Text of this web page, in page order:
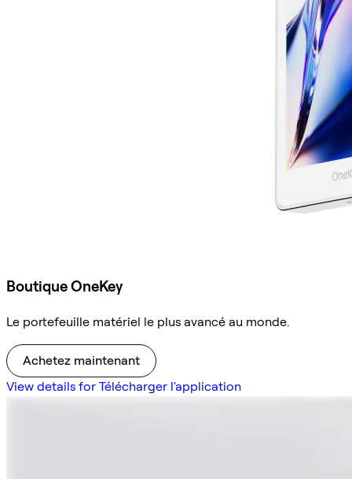
Boutique OneKey
Le portefeuille matériel le plus avancé au monde.
Achetez maintenant
View details for Télécharger l'application